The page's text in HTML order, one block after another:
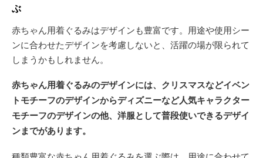
ぶ
赤ちゃん用着ぐるみはデザインも豊富です。用途や使用シー
ンに合わせたデザインを考慮しないと、活躍の場が限られて
しまうかもしれません。
赤ちゃん用着ぐるみのデザインには、クリスマスなどイベン
トモチーフのデザインからディズニーなど人気キャラクター
モチーフのデザインの他、洋服として普段使いできるデザイ
ンまでがあります。